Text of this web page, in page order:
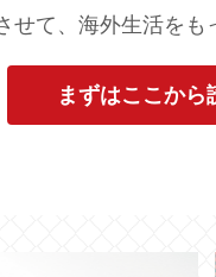
せて、海外生活をも
まずはここから